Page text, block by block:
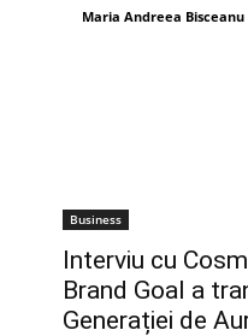
Maria Andreea Bisceanu
Business
Interviu cu
Brand Goal a
Generației de